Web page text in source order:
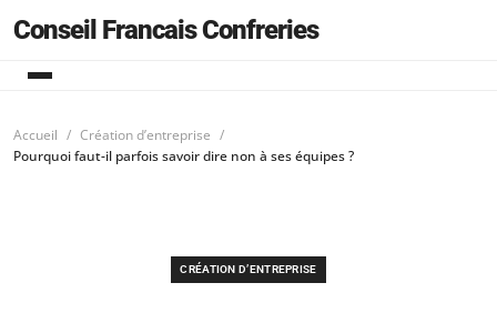
Conseil Francais Confreries
Accueil
Création d’entreprise
Pourquoi faut-il parfois savoir dire non à ses équipes ?
CRÉATION D’ENTREPRISE